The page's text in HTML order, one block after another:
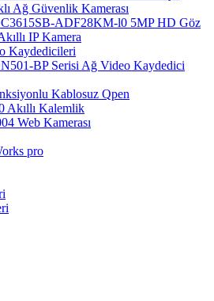
Ağ Güvenlik Kamerası
ADF28KM-l0 5MP HD Göz
IP Kamera
Kaydedicileri
BP Serisi Ağ Video Kaydedici
Kablosuz Qpen
Akıllı Kalemlik
Web Kamerası
pro